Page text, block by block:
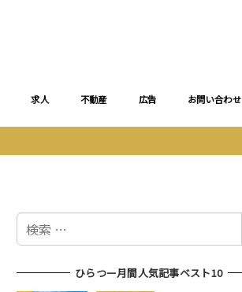
求人 不動産 広告 お問い合わせ
検
ひらつー月間人気記事ベスト10